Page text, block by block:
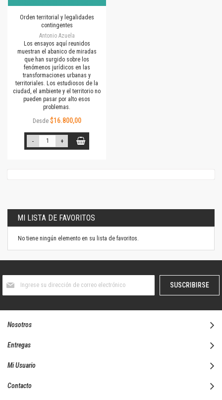
Orden territorial y legalidades
contingentes
Antonio Azuela
Los ensayos aquí reunidos
muestran el abanico de miradas
que han surgido sobre los
fenómenos jurídicos en las
transformaciones urbanas y
territoriales. Los estudiosos de la
ciudad, el ambiente y el territorio no
pueden pasar por alto esos
problemas.
Desde $16.800,00
- +
MI LISTA DE FAVORITOS
No tiene ningún elemento en su lista de favoritos.
boletín
SUSCRIBIRSE
Nosotros
Entregas
Mi Usuario
Contacto